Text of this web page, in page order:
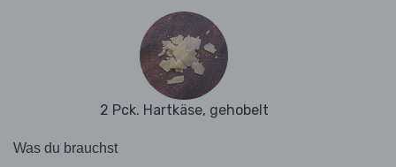
2 Pck. Hartkäse, gehobelt
Was du brauchst